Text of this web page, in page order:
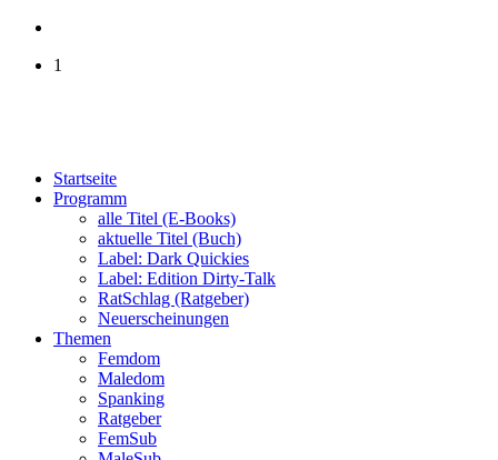
1
Startseite
Programm
alle Titel (E-Books)
aktuelle Titel (Buch)
Label: Dark Quickies
Label: Edition Dirty-Talk
RatSchlag (Ratgeber)
Neuerscheinungen
Themen
Femdom
Maledom
Spanking
Ratgeber
FemSub